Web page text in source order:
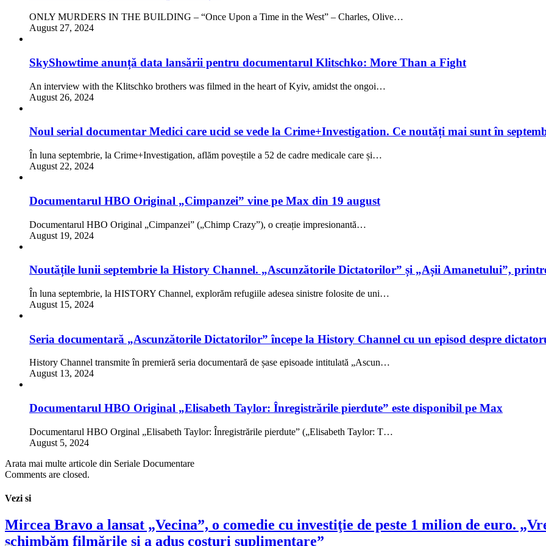
ONLY MURDERS IN THE BUILDING – “Once Upon a Time in the West” – Charles, Olive…
August 27, 2024
SkyShowtime anunță data lansării pentru documentarul Klitschko: More Than a Fight
An interview with the Klitschko brothers was filmed in the heart of Kyiv, amidst the ongoi…
August 26, 2024
Noul serial documentar Medici care ucid se vede la Crime+Investigation. Ce noutăți mai sunt în
În luna septembrie, la Crime+Investigation, aflăm poveștile a 52 de cadre medicale care și…
August 22, 2024
Documentarul HBO Original „Cimpanzei” vine pe Max din 19 august
Documentarul HBO Original „Cimpanzei” („Chimp Crazy”), o creație impresionantă…
August 19, 2024
Noutățile lunii septembrie la History Channel. „Ascunzătorile Dictatorilor” și „Așii Amanetului”,
În luna septembrie, la HISTORY Channel, explorăm refugiile adesea sinistre folosite de uni…
August 15, 2024
Seria documentară „Ascunzătorile Dictatorilor” începe la History Channel cu un episod despre
History Channel transmite în premieră seria documentară de șase episoade intitulată „Ascun…
August 13, 2024
Documentarul HBO Original „Elisabeth Taylor: Înregistrările pierdute” este disponibil pe Max
Documentarul HBO Orginal „Elisabeth Taylor: Înregistrările pierdute” („Elisabeth Taylor: T…
August 5, 2024
Arata mai multe articole din Seriale Documentare
Comments are closed.
Vezi si
Mircea Bravo a lansat „Vecina”, o comedie cu investiţie de peste 1 milion de euro.
schimbăm filmările şi a adus costuri suplimentare”